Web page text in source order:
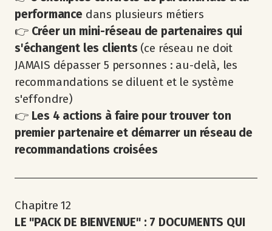
performance dans plusieurs métiers
👉 Créer un mini-réseau de partenaires qui
s'échangent les clients (ce réseau ne doit
JAMAIS dépasser 5 personnes : au-delà, les
recommandations se diluent et le système
s'effondre)
👉 Les 4 actions à faire pour trouver ton
premier partenaire et démarrer un réseau de
recommandations croisées
Chapitre 12
LE "PACK DE BIENVENUE" : 7 DOCUMENTS QUI